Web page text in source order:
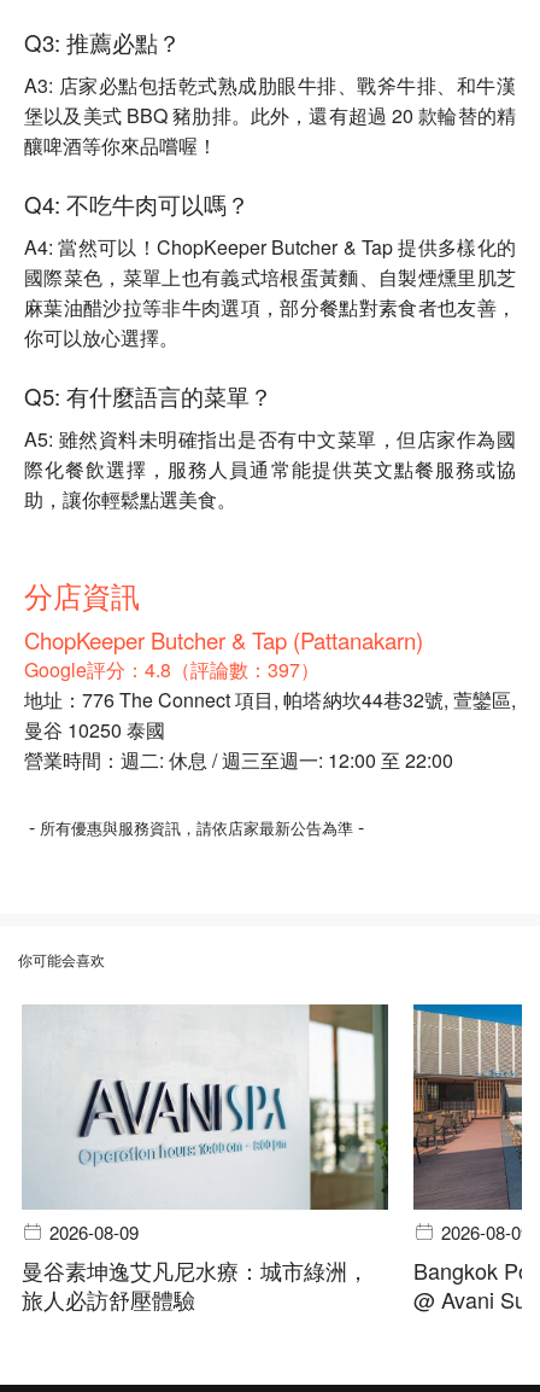
Q3: 推薦必點？
A3: 店家必點包括乾式熟成肋眼牛排、戰斧牛排、和牛漢
堡以及美式 BBQ 豬肋排。此外，還有超過 20 款輪替的精
釀啤酒等你來品嚐喔！
Q4: 不吃牛肉可以嗎？
A4: 當然可以！ChopKeeper Butcher & Tap 提供多樣化的
國際菜色，菜單上也有義式培根蛋黃麵、自製煙燻里肌芝
麻葉油醋沙拉等非牛肉選項，部分餐點對素食者也友善，
你可以放心選擇。
Q5: 有什麼語言的菜單？
A5: 雖然資料未明確指出是否有中文菜單，但店家作為國
際化餐飲選擇，服務人員通常能提供英文點餐服務或協
助，讓你輕鬆點選美食。
分店資訊
ChopKeeper Butcher & Tap (Pattanakarn)
Google評分：4.8（評論數：397）
地址：776 The Connect 項目, 帕塔納坎44巷32號, 萱鑾區,
曼谷 10250 泰國
營業時間：週二: 休息 / 週三至週一: 12:00 至 22:00
- 所有優惠與服務資訊，請依店家最新公告為準 -
你可能会喜欢
2026-08-09
曼谷素坤逸艾凡尼水療：城市綠洲，
旅人必訪舒壓體驗
2026-08-09
Bangkok
@ Avani